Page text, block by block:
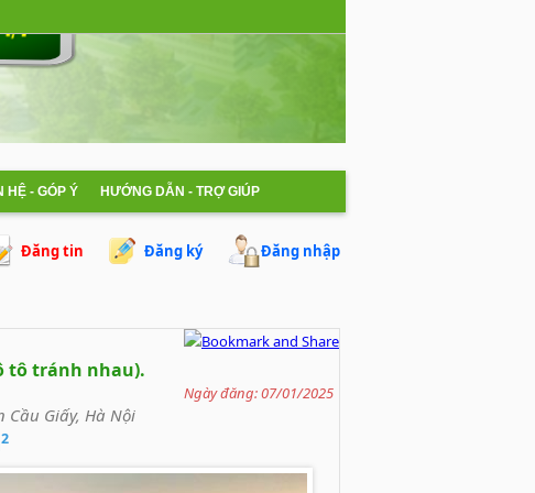
HỆ - GÓP Ý HƯỚNG DẪN - TRỢ GIÚP
Đăng tin Đăng ký Đăng nhập
tô tránh nhau).
Ngày đăng: 07/01/2025
Cầu Giấy, Hà Nội
2